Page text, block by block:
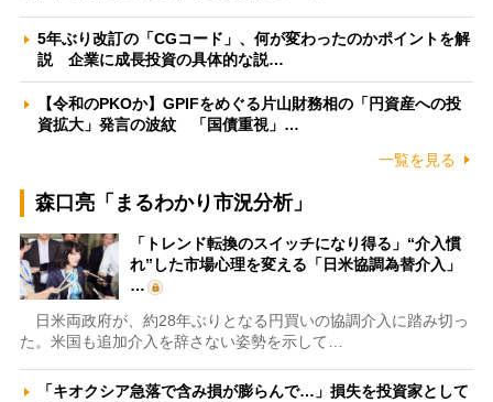
5年ぶり改訂の「CGコード」、何が変わったのかポイントを解
説 企業に成長投資の具体的な説…
【令和のPKOか】GPIFをめぐる片山財務相の「円資産への投
資拡大」発言の波紋 「国債重視」…
一覧を見る
森口亮「まるわかり市況分析」
「トレンド転換のスイッチになり得る」“介入慣
れ”した市場心理を変える「日米協調為替介入」
…
日米両政府が、約28年ぶりとなる円買いの協調介入に踏み切っ
た。米国も追加介入を辞さない姿勢を示して…
「キオクシア急落で含み損が膨らんで…」損失を投資家として